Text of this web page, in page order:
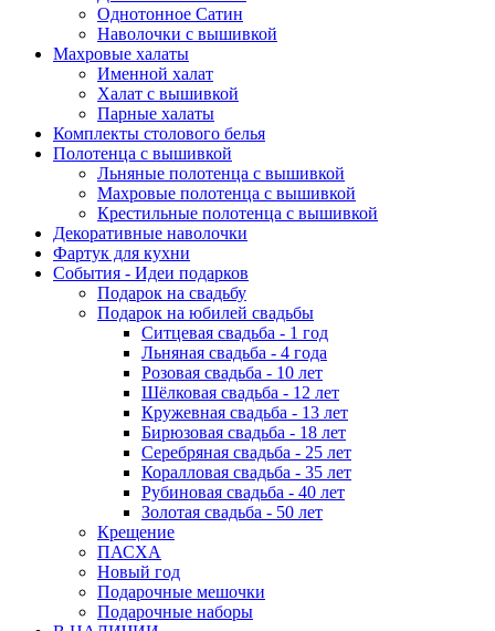
Однотонное Сатин
Наволочки с вышивкой
Махровые халаты
Именной халат
Халат с вышивкой
Парные халаты
Комплекты столового белья
Полотенца с вышивкой
Льняные полотенца с вышивкой
Махровые полотенца с вышивкой
Крестильные полотенца с вышивкой
Декоративные наволочки
Фартук для кухни
События - Идеи подарков
Подарок на свадьбу
Подарок на юбилей свадьбы
Ситцевая свадьба - 1 год
Льняная свадьба - 4 года
Розовая свадьба - 10 лет
Шёлковая свадьба - 12 лет
Кружевная свадьба - 13 лет
Бирюзовая свадьба - 18 лет
Серебряная свадьба - 25 лет
Коралловая свадьба - 35 лет
Рубиновая свадьба - 40 лет
Золотая свадьба - 50 лет
Крещение
ПАСХА
Новый год
Подарочные мешочки
Подарочные наборы